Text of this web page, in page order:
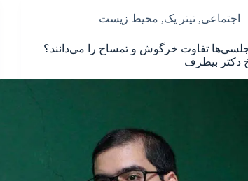
اجتماعی,تیتر یک, محیط زیست
مجلسی‌ها تفاوت خرگوش و تمساح را می‌دانند؟
دکتر بیطرف